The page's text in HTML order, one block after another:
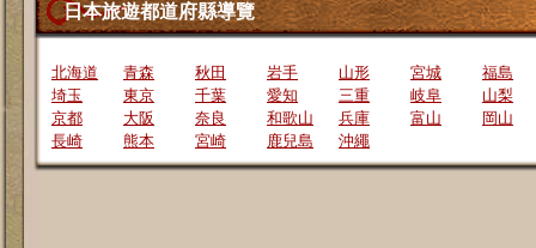
日本旅遊都道府縣導覽
北海道 青森 秋田 岩手 山形 宮城
福島
埼玉
東京 千葉 愛知 三重 岐阜
山梨
京都
大阪 奈良 和歌山 兵庫 富山
岡山
長崎
熊本 宮崎 鹿兒島 沖繩